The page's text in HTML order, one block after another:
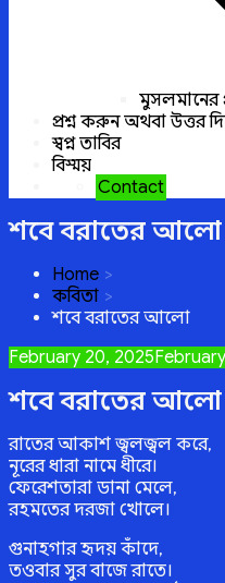
মুসলমানের
প্রশ্ন করুন অথবা উত্তর
স্বপ্ন তাবির
বিস্ময়
Contact
শবে বরাতের আলো
Home
কবিতা
শবে বরাতের আলো
Posted
February 20, 2025
শবে বরাতের আলো
রাতের আকাশ জ্বলজ্বল করে,
নূরের ধারা নামে ধীরে।
ফেরেশতারা ডানা মেলে,
রহমতের দরজা খোলে।
গুনাহগার হৃদয় কাঁদে,
তওবার সুর বাজে রাতে।